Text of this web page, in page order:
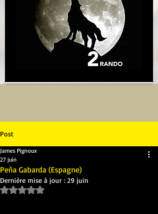
Post
Peña Gabarda (Espagne)
James Pignoux
27 juin
Dernière mise à jour : 29 juin
Noté NaN étoiles sur 5.